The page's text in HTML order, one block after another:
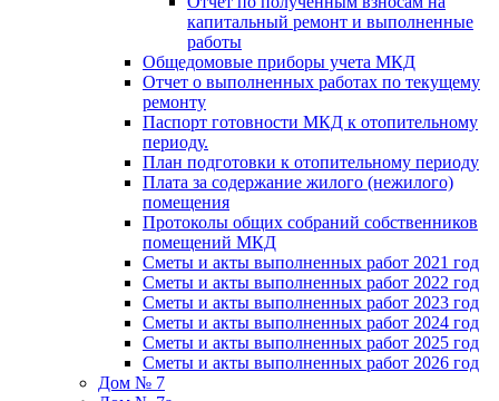
капитальный ремонт и выполненные
работы
Общедомовые приборы учета МКД
Отчет о выполненных работах по текущему
ремонту
Паспорт готовности МКД к отопительному
периоду.
План подготовки к отопительному периоду
Плата за содержание жилого (нежилого)
помещения
Протоколы общих собраний собственников
помещений МКД
Сметы и акты выполненных работ 2021 год
Сметы и акты выполненных работ 2022 год
Сметы и акты выполненных работ 2023 год
Сметы и акты выполненных работ 2024 год
Сметы и акты выполненных работ 2025 год
Сметы и акты выполненных работ 2026 год
Дом № 7